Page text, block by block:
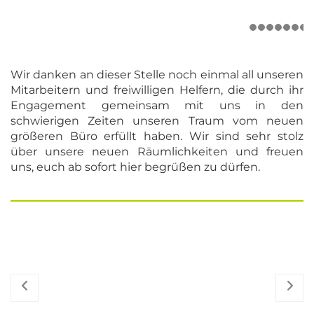
Wir danken an dieser Stelle noch einmal all unseren
Mitarbeitern und freiwilligen Helfern, die durch ihr
Engagement gemeinsam mit uns in den
schwierigen Zeiten unseren Traum vom neuen
größeren Büro erfüllt haben. Wir sind sehr stolz
über unsere neuen Räumlichkeiten und freuen
uns, euch ab sofort hier begrüßen zu dürfen.